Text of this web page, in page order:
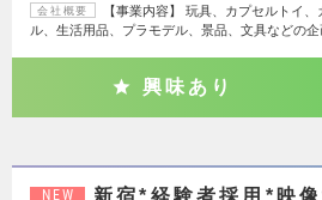
会社概要
【事業内容】 玩具、カプセルトイ
ル、生活用品、プラモデル、景品、文具などの
興味あり
NEW
新宿*経験者採用*映